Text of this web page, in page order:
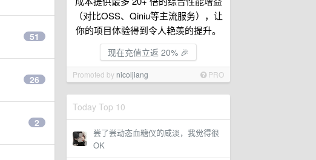
（对比OSS、Qiniu等主流服务），让
你的项目体验得到令人艳羡的提升。
现在充值立返 20% 🎉
Promoted by nicoljiang PRO
Today Top 10
尝了尝动态血糖仪的咸淡，我觉得很
OK
51
26
2